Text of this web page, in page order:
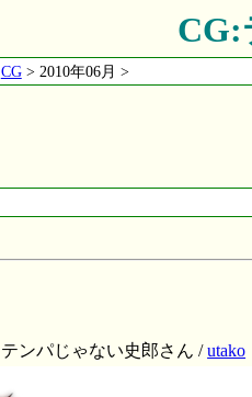
CG:
CG> 2010年06月 >
テンパじゃない史郎さん /utako